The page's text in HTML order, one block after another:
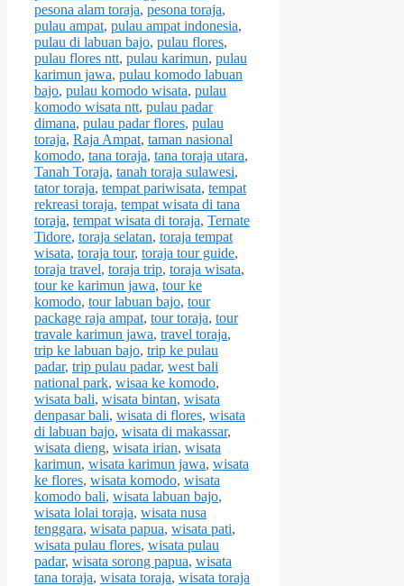
pesona alam toraja, pesona toraja,
pulau ampat, pulau ampat indonesia,
pulau di labuan bajo, pulau flores,
pulau flores ntt, pulau karimun, pulau
karimun jawa, pulau komodo labuan
bajo, pulau komodo wisata, pulau
komodo wisata ntt, pulau padar
dimana, pulau padar flores, pulau
toraja, Raja Ampat, taman nasional
komodo, tana toraja, tana toraja utara,
Tanah Toraja, tanah toraja sulawesi,
tator toraja, tempat pariwisata, tempat
rekreasi toraja, tempat wisata di tana
toraja, tempat wisata di toraja, Ternate
Tidore, toraja selatan, toraja tempat
wisata, toraja tour, toraja tour guide,
toraja travel, toraja trip, toraja wisata,
tour ke karimun jawa, tour ke
komodo, tour labuan bajo, tour
package raja ampat, tour toraja, tour
travale karimun jawa, travel toraja,
trip ke labuan bajo, trip ke pulau
padar, trip pulau padar, west bali
national park, wisaa ke komodo,
wisata bali, wisata bintan, wisata
denpasar bali, wisata di flores, wisata
di labuan bajo, wisata di makassar,
wisata dieng, wisata irian, wisata
karimun, wisata karimun jawa, wisata
ke flores, wisata komodo, wisata
komodo bali, wisata labuan bajo,
wisata lolai toraja, wisata nusa
tenggara, wisata papua, wisata pati,
wisata pulau flores, wisata pulau
padar, wisata sorong papua, wisata
tana toraja, wisata toraja, wisata toraja